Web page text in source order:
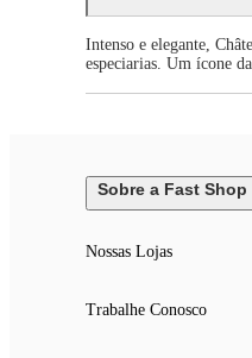
Intenso e elegante,
especiarias. Um ícone
Sobre a Fast Shop
Nossas Lojas
Trabalhe Conosco